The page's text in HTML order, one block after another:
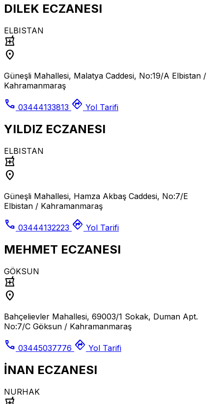
DILEK ECZANESI
ELBISTAN
local_pharmacy
location_on
Güneşli Mahallesi, Malatya Caddesi, No:19/A Elbistan /
Kahramanmaraş
call 03444133813 directions Yol Tarifi
YILDIZ ECZANESI
ELBISTAN
local_pharmacy
location_on
Güneşli Mahallesi, Hamza Akbaş Caddesi, No:7/E
Elbistan / Kahramanmaraş
call 03444132223 directions Yol Tarifi
MEHMET ECZANESI
GÖKSUN
local_pharmacy
location_on
Bahçelievler Mahallesi, 69003/1 Sokak, Duman Apt.
No:7/C Göksun / Kahramanmaraş
call 03445037776 directions Yol Tarifi
İNAN ECZANESI
NURHAK